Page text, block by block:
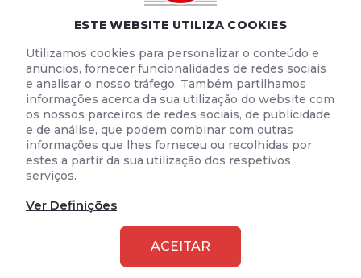
ESTE WEBSITE UTILIZA COOKIES
Utilizamos cookies para personalizar o conteúdo e
anúncios, fornecer funcionalidades de redes sociais
e analisar o nosso tráfego. Também partilhamos
informações acerca da sua utilização do website com
os nossos parceiros de redes sociais, de publicidade
e de análise, que podem combinar com outras
informações que lhes forneceu ou recolhidas por
estes a partir da sua utilização dos respetivos
serviços.
Ver Definições
ACEITAR
TERMOS E CONDIÇÕES DE UTILIZAÇÃO